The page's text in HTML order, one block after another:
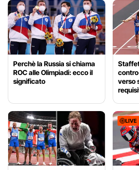
Perchè la Russia si chiama
ROC alle Olimpiadi: ecco il
significato
verso
LIVE